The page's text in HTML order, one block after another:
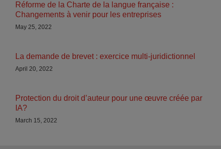
Réforme de la Charte de la langue française :
Changements à venir pour les entreprises
May 25, 2022
La demande de brevet : exercice multi-juridictionnel
April 20, 2022
Protection du droit d’auteur pour une œuvre créée par
IA?
March 15, 2022